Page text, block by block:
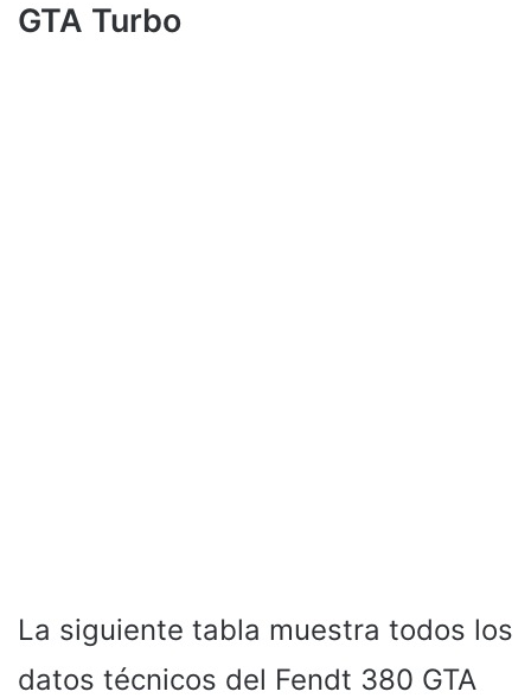
GTA Turbo
La siguiente tabla muestra todos los
datos técnicos del Fendt 380 GTA